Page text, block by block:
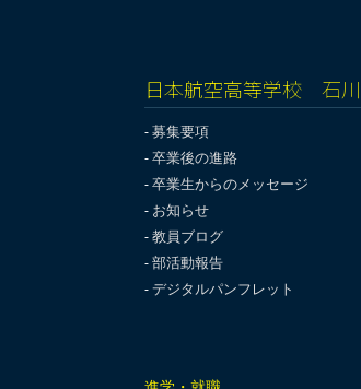
日本航空高等学校 石川
募集要項
卒業後の進路
卒業生からのメッセージ
お知らせ
教員ブログ
部活動報告
デジタルパンフレット